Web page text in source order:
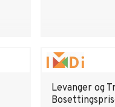
Levanger og